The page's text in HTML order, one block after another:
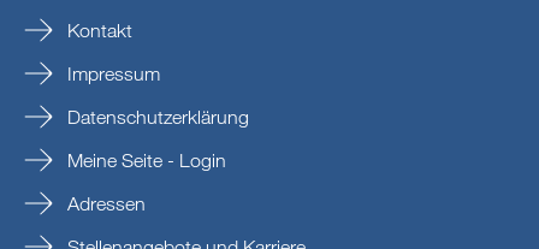
Kontakt
Impressum
Datenschutzerklärung
Meine Seite - Login
Adressen